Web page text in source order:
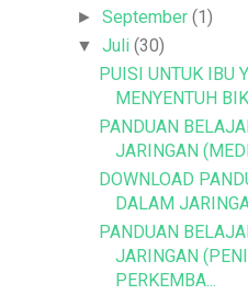
►September(1)
▼Juli(30)
PUISI UNTUK IBU
MENYENTUH
PANDUAN
JARINGAN
DOWNLOAD
DALAM
PANDUAN
JARINGAN
PERKEMBA...